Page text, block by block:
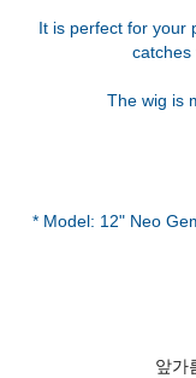
It is perfect for your
catches
The wig is
앞가